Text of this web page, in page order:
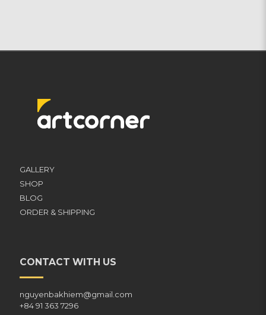
GALLERY
SHOP
BLOG
ORDER & SHIPPING
CONTACT WITH US
nguyenbakhiem@gmail.com
+84 91 363 7296